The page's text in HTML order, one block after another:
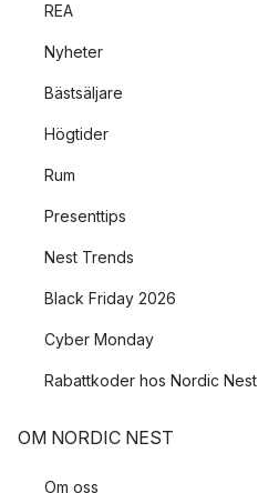
REA
Nyheter
Bästsäljare
Högtider
Rum
Presenttips
Nest Trends
Black Friday 2026
Cyber Monday
Rabattkoder hos Nordic Nest
OM NORDIC NEST
Om oss